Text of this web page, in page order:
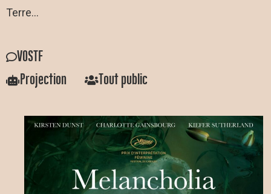
Terre…
VOSTF
Projection
Tout public